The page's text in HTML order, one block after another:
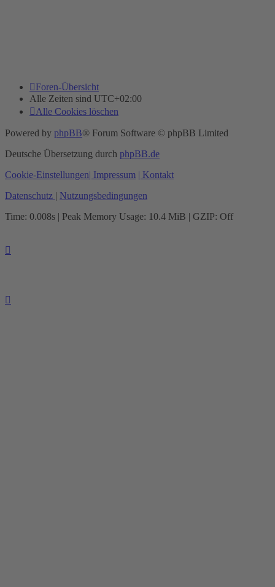
Foren-Übersicht
Alle Zeiten sind UTC+02:00
Alle Cookies löschen
Powered by phpBB® Forum Software © phpBB Limited
Deutsche Übersetzung durch phpBB.de
Cookie-Einstellungen| Impressum | Kontakt
Datenschutz | Nutzungsbedingungen
Time: 0.008s | Peak Memory Usage: 10.4 MiB | GZIP: Off